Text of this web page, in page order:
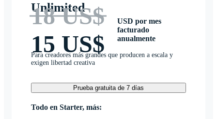
Unlimited
18 US$
15 US$
USD por mes
facturado
anualmente
Para creadores más grandes que producen a escala y
exigen libertad creativa
Prueba gratuita de 7 días
Todo en Starter, más: